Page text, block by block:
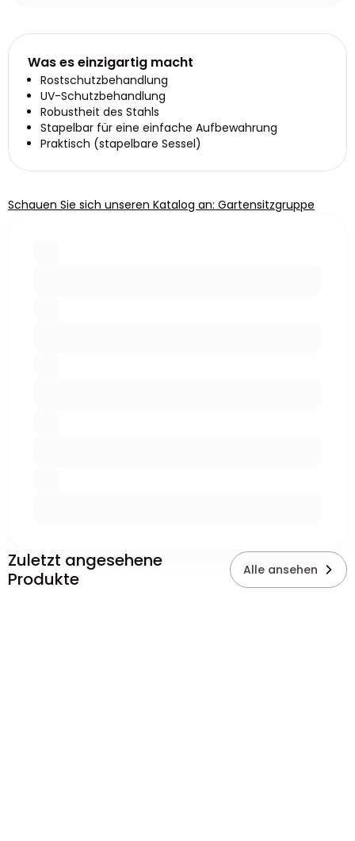
Was es einzigartig macht
Rostschutzbehandlung
UV-Schutzbehandlung
Robustheit des Stahls
Stapelbar für eine einfache Aufbewahrung
Praktisch (stapelbare Sessel)
Schauen Sie sich unseren Katalog an: Gartensitzgruppe
Zuletzt angesehene
Produkte
Alle ansehen